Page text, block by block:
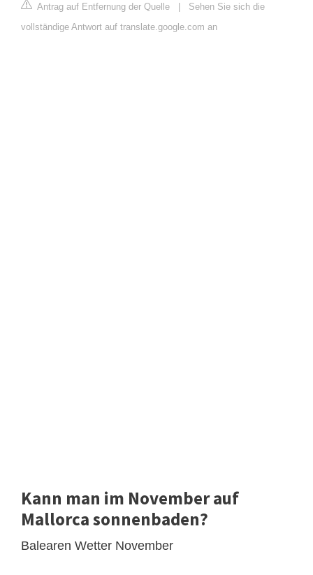
Antrag auf Entfernung der Quelle | Sehen Sie sich die
vollständige Antwort auf translate.google.com an
Kann man im November auf
Mallorca sonnenbaden?
Balearen Wetter November